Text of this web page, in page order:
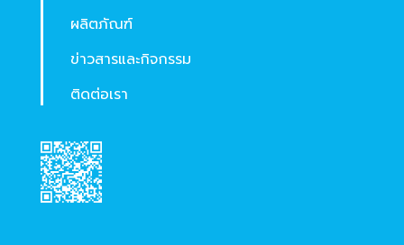
ผลิตภัณฑ์
ข่าวสารและกิจกรรม
ติดต่อเรา